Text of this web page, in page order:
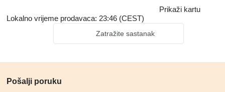
Prikaži kartu
Lokalno vrijeme prodavaca: 23:46 (CEST)
Zatražite sastanak
Pošalji poruku